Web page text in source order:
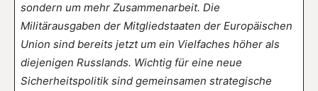
sondern um mehr Zusammenarbeit. Die
Militärausgaben der Mitgliedstaaten der Europäischen
Union sind bereits jetzt um ein Vielfaches höher als
diejenigen Russlands. Wichtig für eine neue
Sicherheitspolitik sind gemeinsamen strategische